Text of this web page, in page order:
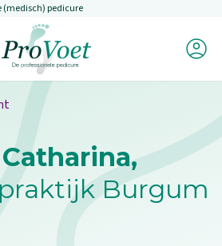
gaan
(medisch) pedicure
Ga naar de homepagina
Mijn
Burgum